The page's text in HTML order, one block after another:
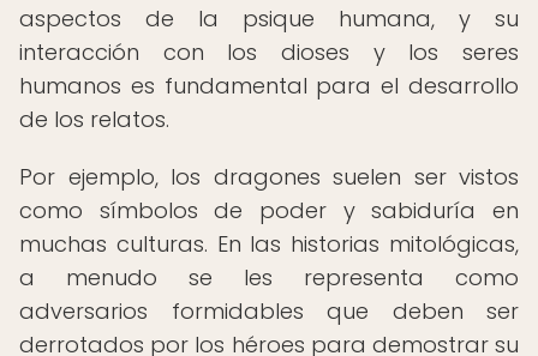
aspectos de la psique humana, y su
interacción con los dioses y los seres
humanos es fundamental para el desarrollo
de los relatos.
Por ejemplo, los dragones suelen ser vistos
como símbolos de poder y sabiduría en
muchas culturas. En las historias mitológicas,
a menudo se les representa como
adversarios formidables que deben ser
derrotados por los héroes para demostrar su